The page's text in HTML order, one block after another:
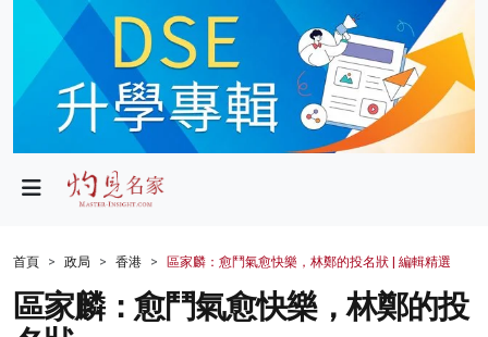
政局
財經
生活
首頁 政局 香港 區家麟：愈鬥氣愈快樂，林鄭的投名狀 | 編輯精選
區家麟：愈鬥氣愈快樂，林鄭的投